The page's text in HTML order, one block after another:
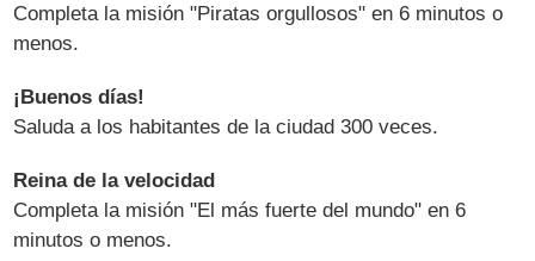
Completa la misión "Piratas orgullosos" en 6 minutos o
menos.
¡Buenos días!
Saluda a los habitantes de la ciudad 300 veces.
Reina de la velocidad
Completa la misión "El más fuerte del mundo" en 6
minutos o menos.